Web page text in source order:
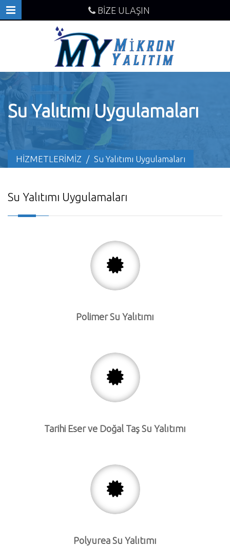
BİZE ULAŞIN
Su Yalıtımı Uygulamaları
HİZMETLERİMİZ / Su Yalıtımı Uygulamaları
Su Yalıtımı Uygulamaları
Polimer Su Yalıtımı
Tarihi Eser ve Doğal Taş Su Yalıtımı
Polyurea Su Yalıtımı